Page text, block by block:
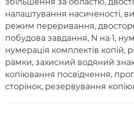
налаштування насиченості,
режим переривання,
побудова завдання, N на 1,
нумерація комплектів копій,
рамки, захисний водяний
копіювання посвідчення,
сторінок, резервування